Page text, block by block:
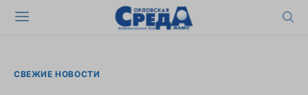
СВЕЖИЕ НОВОСТИ